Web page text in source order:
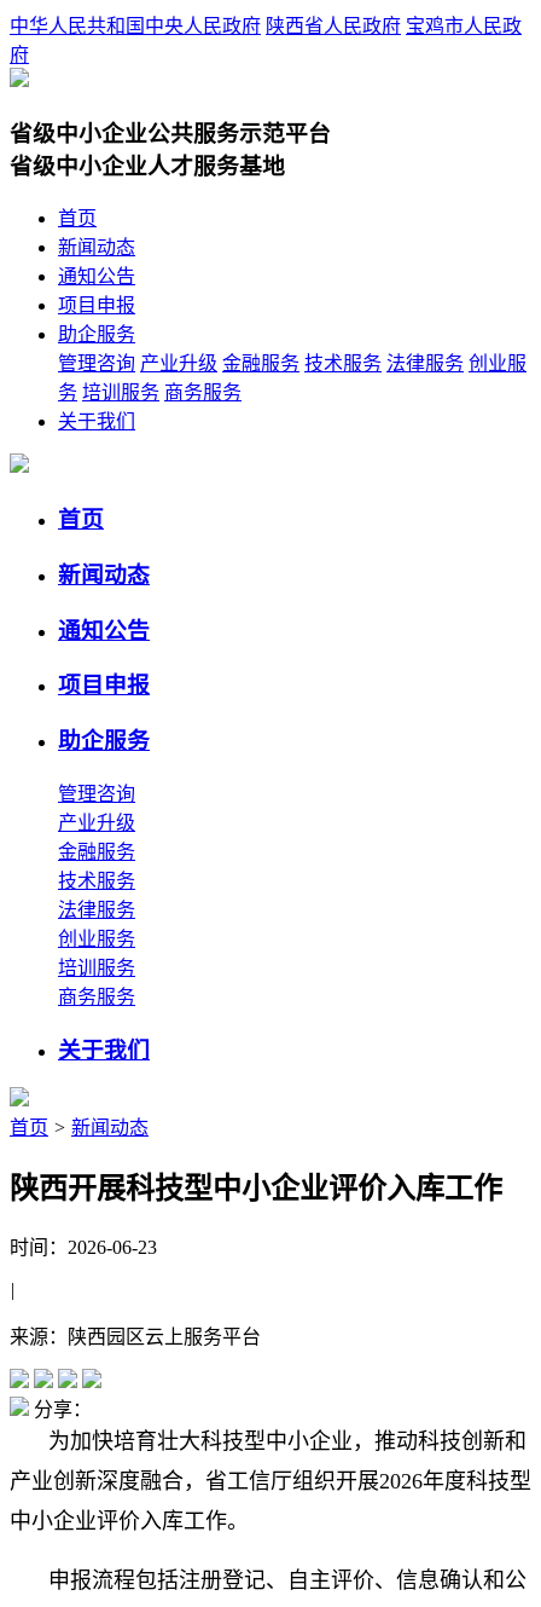
中华人民共和国中央人民政府 陕西省人民政府 宝鸡市人民政
府
省级中小企业公共服务示范平台
省级中小企业人才服务基地
首页
新闻动态
通知公告
项目申报
助企服务
管理咨询 产业升级 金融服务 技术服务 法律服务 创业服
务 培训服务 商务服务
关于我们
首页
新闻动态
通知公告
项目申报
助企服务
管理咨询
产业升级
金融服务
技术服务
法律服务
创业服务
培训服务
商务服务
关于我们
首页 > 新闻动态
陕西开展科技型中小企业评价入库工作
时间：2026-06-23
|
来源：陕西园区云上服务平台
分享：
为加快培育壮大科技型中小企业，推动科技创新和
产业创新深度融合，省工信厅组织开展2026年度科技型
中小企业评价入库工作。
申报流程包括注册登记、自主评价、信息确认和公